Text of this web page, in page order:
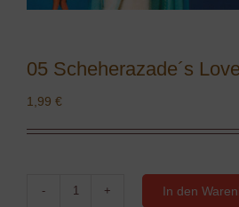
05 Scheherazade´s
1,99 €
05
In den